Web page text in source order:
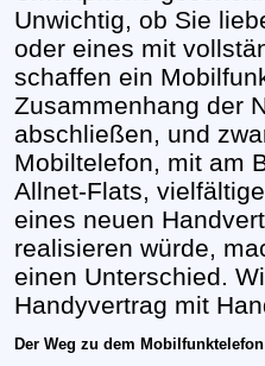
Unwichtig, ob Sie
oder eines mit
schaffen ein
Zusammenhang der
abschließen, und
Mobiltelefon, mit am
Allnet-Flats,
eines neuen
realisieren würde,
einen Unterschied.
Handyvertrag mit
Der Weg zu dem